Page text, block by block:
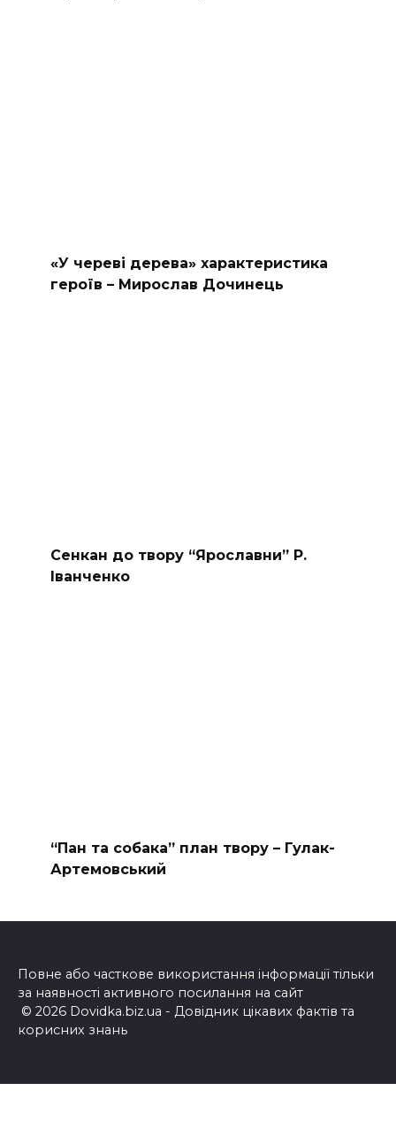
«У череві дерева» характеристика
героїв – Мирослав Дочинець
Сенкан до твору “Ярославни” Р.
Іванченко
“Пан та собака” план твору – Гулак-
Артемовський
Повне або часткове використання інформації тільки
за наявності активного посилання на сайт
© 2026 Dovidka.biz.ua - Довідник цікавих фактів та
корисних знань